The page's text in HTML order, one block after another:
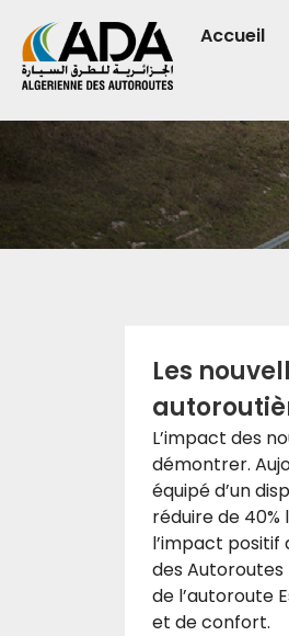
Accueil
Les
L’impact des
démontrer.
équipé d’un
réduire de
l’impact positif
des Autoroutes
de l’autoroute
et de confort.